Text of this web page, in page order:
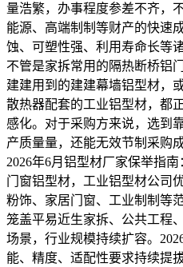
量浩繁，办事程度参差不齐，
能源、高端制制等财产的快速
蚀、可塑性强、利用寿命长等
不管是家拆常用的隔热断桥铝
建建用到的建建幕墙铝型材，
散热器配套的工业铝型材，都
感化。对于采购方来说，选到
产质量量，还能无效节制采购
2026年6月铝型材厂家保举指
门窗铝型材，工业铝型材公司
粉饰、家居门窗、工业制制等
笼盖平易近生家拆、公共工程
场景，行业规模持续扩容。
能、精度、适配性要求持续提